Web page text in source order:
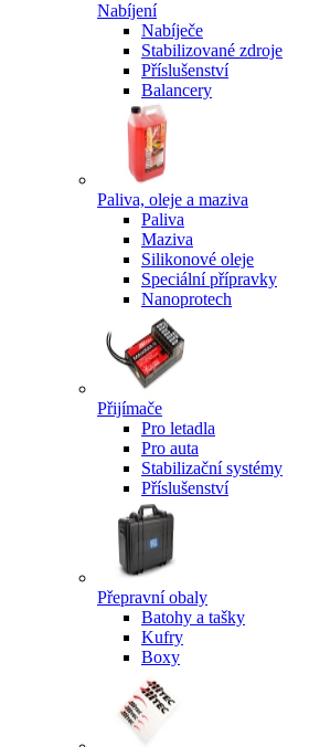
Nabíjení
Nabíječe
Stabilizované zdroje
Příslušenství
Balancery
Paliva, oleje a maziva
Paliva
Maziva
Silikonové oleje
Speciální přípravky
Nanoprotech
Přijímače
Pro letadla
Pro auta
Stabilizační systémy
Příslušenství
Přepravní obaly
Batohy a tašky
Kufry
Boxy